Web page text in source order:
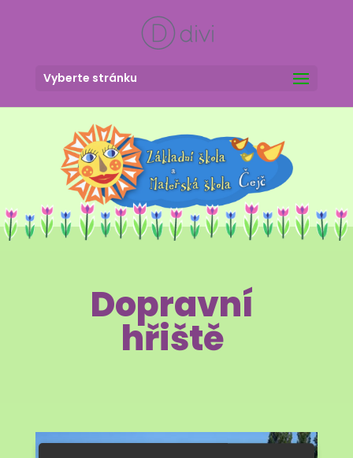
Vyberte stránku
Dopravní
hřiště